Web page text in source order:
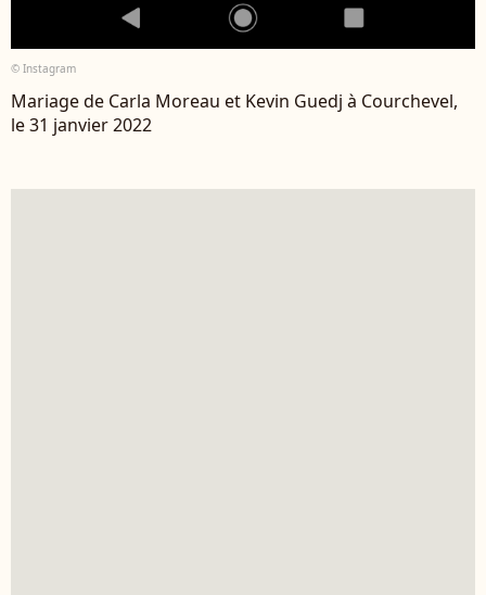
© Instagram
Mariage de Carla Moreau et Kevin Guedj à Courchevel,
le 31 janvier 2022